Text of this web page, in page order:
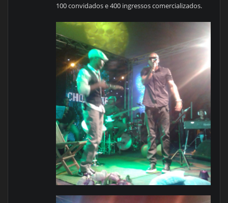
100 convidados e 400 ingressos comercializados.